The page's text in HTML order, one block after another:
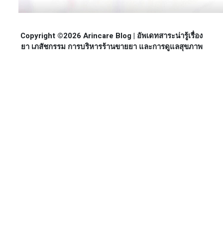
Copyright ©2026 Arincare Blog | อัพเดทสาระน่ารู้เรื่อง
ยา เภสัชกรรม การบริหารร้านขายยา และการดูแลสุขภาพ